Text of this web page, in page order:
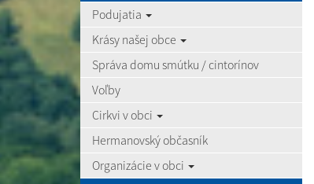
Podujatia
Krásy našej obce
Správa domu smútku / cintorínov
Voľby
Cirkvi v obci
Hermanovský občasník
Organizácie v obci